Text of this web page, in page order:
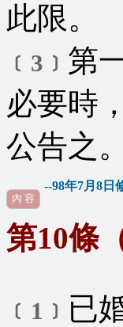
此限。
﹝3﹞ 第
必要時
公告之。
--98年7月8日修
內 容
第10條
﹝1﹞ 已